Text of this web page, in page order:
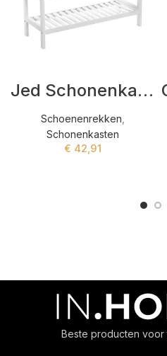
Jed Schonenkasten Wit
Schoenenrekken
Schonenkasten
€ 42,91
Beste producten voor